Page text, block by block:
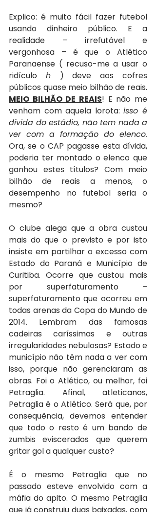
Explico: é muito fácil fazer futebol
usando dinheiro público. E a
realidade – irrefutável e
vergonhosa – é que o Atlético
Paranaense ( recuso-me a usar o
ridículo h
) deve aos cofres
MEIO BILHÃO DE REAIS! E não me
venham com aquela lorota: isso é
dívida do estádio, não tem nada a
Ora, se o CAP pagasse esta dívida,
poderia ter montado o elenco que
ganhou estes títulos? Com meio
bilhão de reais a menos, o
desempenho no futebol seria o
mesmo?
O clube alega que a obra custou
mais do que o previsto e por isto
insiste em partilhar o excesso com
Estado do Paraná e Município de
Curitiba. Ocorre que custou mais
por superfaturamento –
superfaturamento que ocorreu em
todas arenas da Copa do Mundo de
2014. Lembram das famosas
cadeiras caríssimas e outras
irregularidades nebulosas? Estado e
município não têm nada a ver com
isso, porque não gerenciaram as
obras. Foi o Atlético, ou melhor, foi
Petraglia. Afinal, atleticanos,
Petraglia é o Atlético. Será que, por
consequência, devemos entender
que todo o resto é um bando de
zumbis eviscerados que querem
gritar gol a qualquer custo?
É o mesmo Petraglia que no
passado esteve envolvido com a
máfia do apito. O mesmo Petraglia